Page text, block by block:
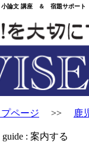
論文 講座 ＆ 宿題サポー
プページ >> 鹿
: 案内する